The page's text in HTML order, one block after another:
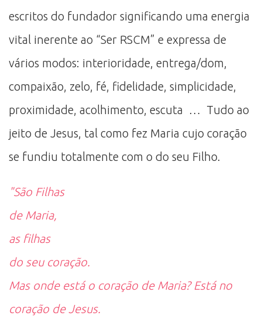
escritos do fundador significando uma energia
vital inerente ao “Ser RSCM” e expressa de
vários modos: interioridade, entrega/dom,
compaixão, zelo, fé, fidelidade, simplicidade,
proximidade, acolhimento, escuta … Tudo ao
jeito de Jesus, tal como fez Maria cujo coração
se fundiu totalmente com o do seu Filho.
"São Filhas
de Maria,
as filhas
do seu coração.
Mas onde está o coração de Maria? Está no
coração de Jesus.